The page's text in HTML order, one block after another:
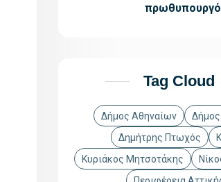
Tag Cloud
Δήμος Αθηναίων
Δήμος
Δημήτρης Πτωχός
Κυριάκος Μητσοτάκης